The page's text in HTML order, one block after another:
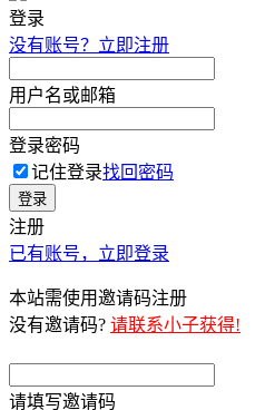
登录
没有账号？立即注册
用户名或邮箱
登录密码
记住登录找回密码
登录
注册
已有账号，立即登录
本站需使用邀请码注册
没有邀请码? 请联系小子获得!
请填写邀请码